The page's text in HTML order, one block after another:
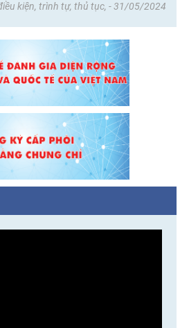
kiện, trình tự, thủ tục, - 31/05/2024